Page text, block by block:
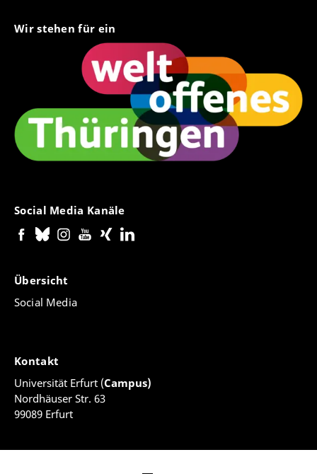
Wir stehen für ein
Social Media Kanäle
Übersicht
Social Media
Kontakt
Universität Erfurt (Campus)
Nordhäuser Str. 63
99089 Erfurt